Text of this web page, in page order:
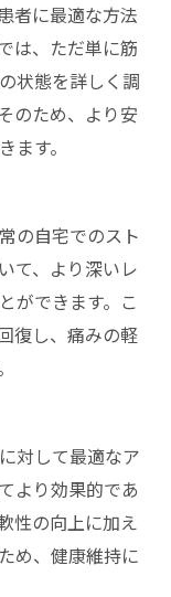
者に最適な方法
は、ただ単に筋
状態を詳しく調
のため、より安
す。
の自宅でのスト
て、より深いレ
ができます。こ
復し、痛みの軽
対して最適なア
より効果的であ
性の向上に加え
め、健康維持に